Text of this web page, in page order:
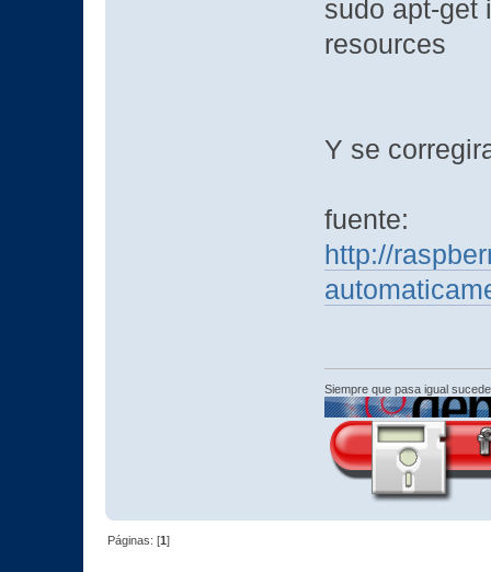
sudo apt-get
resources
Y se
fuente:
http://
Siempre que pasa igual
Páginas: [1]